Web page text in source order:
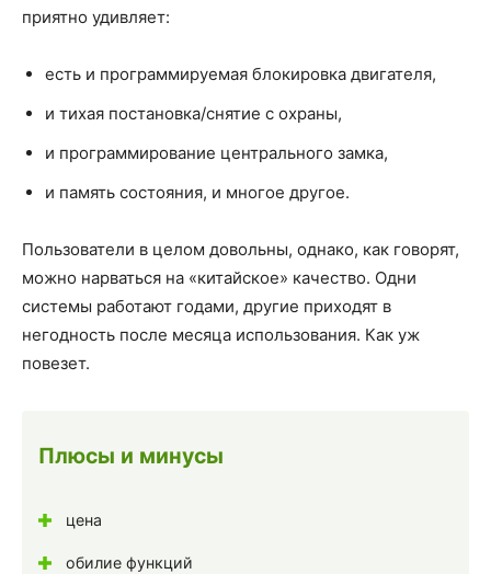
приятно удивляет:
есть и программируемая блокировка двигателя,
и тихая постановка/снятие с охраны,
и программирование центрального замка,
и память состояния, и многое другое.
Пользователи в целом довольны, однако, как говорят,
можно нарваться на «китайское» качество. Одни
системы работают годами, другие приходят в
негодность после месяца использования. Как уж
повезет.
Плюсы и минусы
цена
обилие функций